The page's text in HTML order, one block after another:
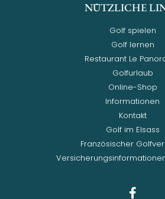
NÜTZLICHE
Golf spielen
Golf lernen
Restaurant Le
Golfurlaub
Online-Shop
Informationen
Kontakt
Golf im Elsass
Französischer
Versicherungsinformationen